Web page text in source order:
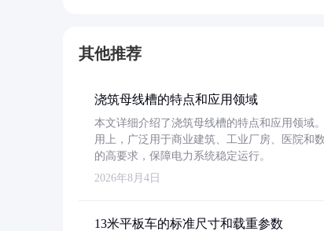
其他推荐
浇筑母线槽的特点和应用领域
本文详细介绍了浇筑母线槽的特点和应用领域
用上，广泛用于商业建筑、工业厂房、医院和
的高要求，保障电力系统稳定运行。
2026年8月4日
13米平板车的标准尺寸和载重参数